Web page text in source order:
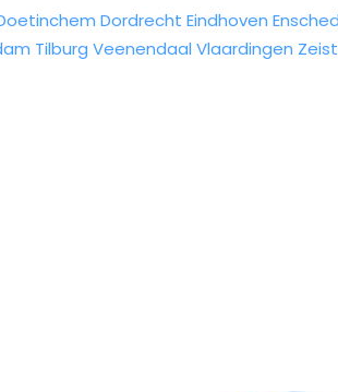
Dordrecht Eindhoven
Tilburg Veenendaal Vlaardingen Zeist